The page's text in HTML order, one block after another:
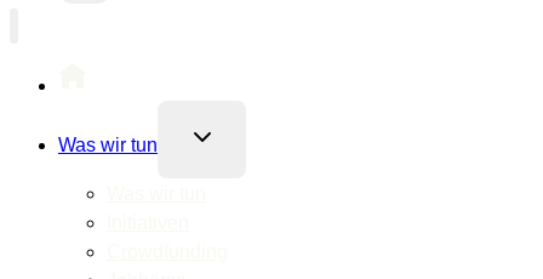
Was wir tun
Untermenü